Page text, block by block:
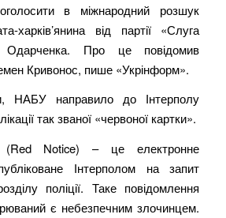
в міжнародний розшук
харків’янина від партії «Слуга
Одарченка. Про це повідомив
Кривонос, пише «Укрінформ».
НАБУ направило до Інтерполу
так званої «червоної картки».
(Red Notice) – це електронне
Інтерполом на запит
поліції. Таке повідомлення
є небезпечним злочинцем.